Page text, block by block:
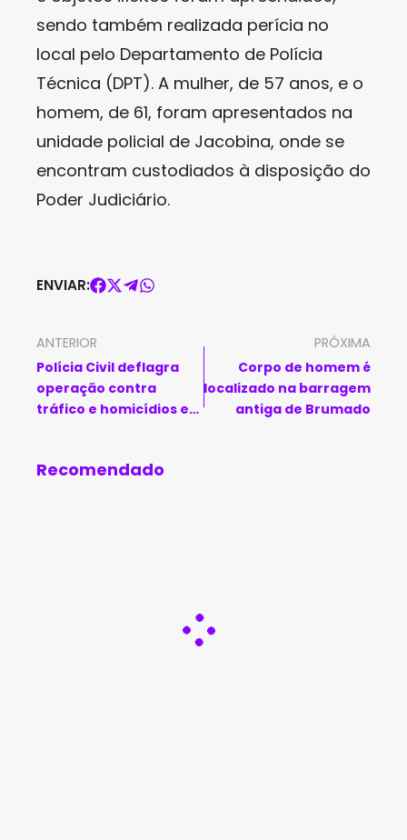
sendo também realizada perícia no
local pelo Departamento de Polícia
Técnica (DPT). A mulher, de 57 anos, e o
homem, de 61, foram apresentados na
unidade policial de Jacobina, onde se
encontram custodiados à disposição do
Poder Judiciário.
ENVIAR:
ANTERIOR
Polícia Civil deflagra
operação contra
tráfico e homicídios em
PRÓXIMA
Corpo de homem é
localizado na barragem
antiga de Brumado
Recomendado